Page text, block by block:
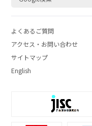
よくあるご質問
アクセス・お問い合わせ
サイトマップ
English